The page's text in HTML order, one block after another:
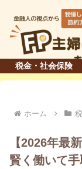
税金・社会保険
ホーム
【2026年最
賢く働いて